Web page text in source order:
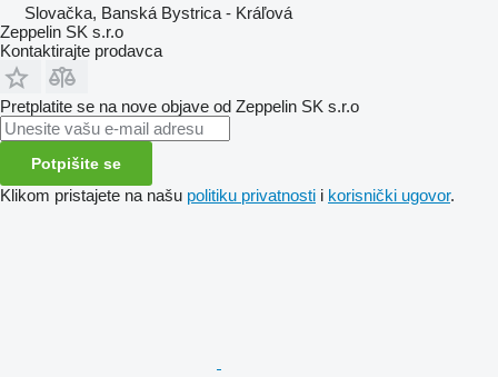
Slovačka, Banská Bystrica - Kráľová
Zeppelin SK s.r.o
Kontaktirajte prodavca
Pretplatite se na nove objave od Zeppelin SK s.r.o
Potpišite se
Klikom pristajete na našu politiku privatnosti i korisnički ugovor.